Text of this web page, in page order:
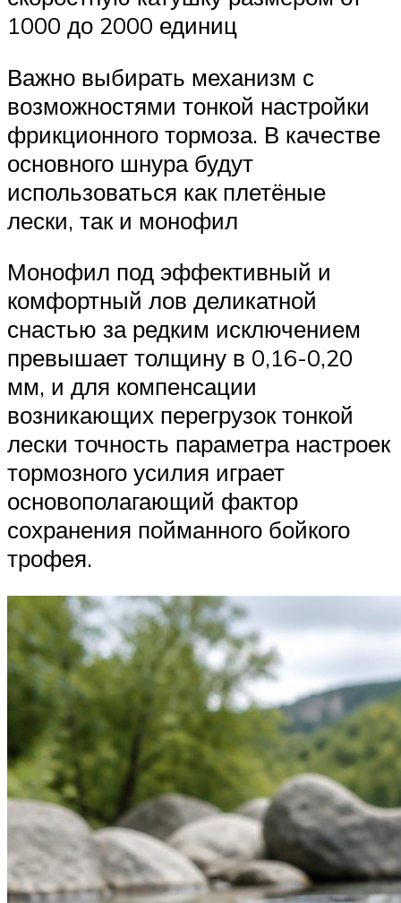
1000 до 2000 единиц
Важно выбирать механизм с
возможностями тонкой настройки
фрикционного тормоза. В качестве
основного шнура будут
использоваться как плетёные
лески, так и монофил
Монофил под эффективный и
комфортный лов деликатной
снастью за редким исключением
превышает толщину в 0,16-0,20
мм, и для компенсации
возникающих перегрузок тонкой
лески точность параметра настроек
тормозного усилия играет
основополагающий фактор
сохранения пойманного бойкого
трофея.